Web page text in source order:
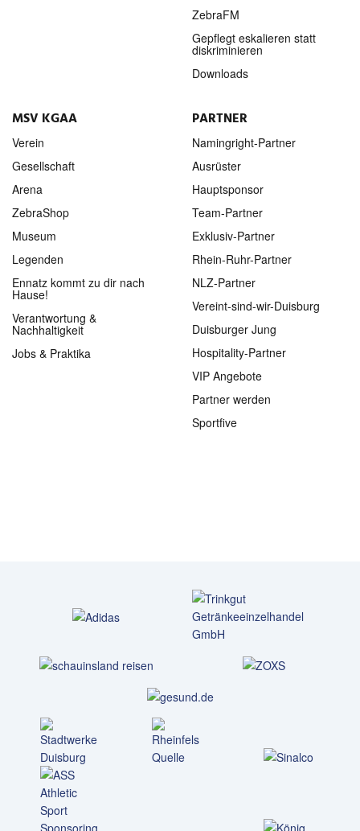
ZebraFM
Gepflegt eskalieren statt
diskriminieren
Downloads
MSV KGAA
Verein
Gesellschaft
Arena
ZebraShop
Museum
Legenden
Ennatz kommt zu dir nach
Hause!
Verantwortung &
Nachhaltigkeit
Jobs & Praktika
PARTNER
Namingright-Partner
Ausrüster
Hauptsponsor
Team-Partner
Exklusiv-Partner
Rhein-Ruhr-Partner
NLZ-Partner
Vereint-sind-wir-Duisburg
Duisburger Jung
Hospitality-Partner
VIP Angebote
Partner werden
Sportfive